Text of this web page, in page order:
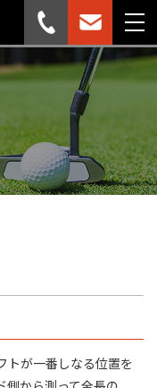
トが一番しなる位置を